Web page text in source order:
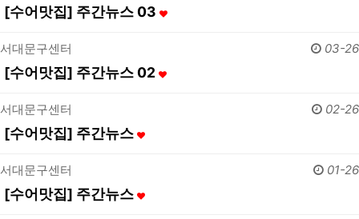
[수어맛집] 주간뉴스 03
서대문구센터 03-26
[수어맛집] 주간뉴스 02
서대문구센터 02-26
[수어맛집] 주간뉴스
서대문구센터 01-26
[수어맛집] 주간뉴스